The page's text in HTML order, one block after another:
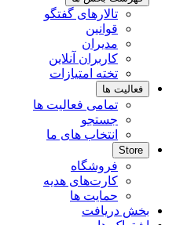
تالارهای گفتگو
قوانین
مدیران
کاربران آنلاین
تخته امتیازات
فعالیت ها
تمامی فعالیت ها
جستجو
انتخاب های ما
Store
فروشگاه
کارت‌های هدیه
حمایت ها
بخش دریافت